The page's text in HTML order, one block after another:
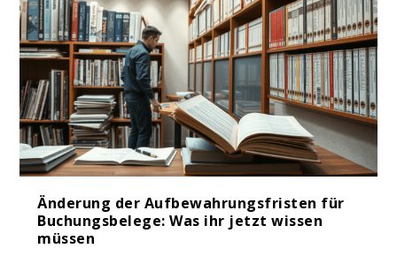
Änderung der Aufbewahrungsfristen für
Buchungsbelege: Was ihr jetzt wissen
müssen